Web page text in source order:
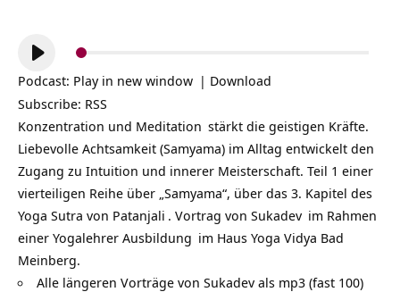
Audio-
Player
Podcast: Play in new window | Download
Subscribe: RSS
Konzentration und Meditation stärkt die geistigen Kräfte.
Liebevolle Achtsamkeit (Samyama) im Alltag entwickelt den
Zugang zu Intuition und innerer Meisterschaft. Teil 1 einer
vierteiligen Reihe über „Samyama“, über das 3. Kapitel des
Yoga Sutra von Patanjali . Vortrag von Sukadev im Rahmen
einer Yogalehrer Ausbildung im Haus Yoga Vidya Bad
Meinberg.
Alle längeren Vorträge von Sukadev als mp3 (fast 100)